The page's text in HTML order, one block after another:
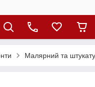
Малярний та